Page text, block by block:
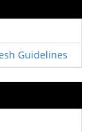
Guidelines